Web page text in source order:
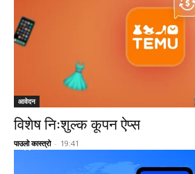
आवेदन
विशेष निःशुल्क कूपन ऐप्स
पाउलो कास्त्रो - 19:41